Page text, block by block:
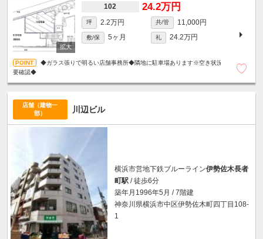
102 24.2万円
坪 2.2万円 共/管 11,000円
敷/保 5ヶ月 礼 24.2万円
◆ガラス張りで明るい店舗事務所◆隣地に駐車場あります※空き状況
要確認◆
店舗（建物一
部）
川辺ビル
横浜市営地下鉄ブルーライン伊勢佐木長者
町駅 / 徒歩6分
築年月1996年5月 / 7階建
神奈川県横浜市中区伊勢佐木町四丁目108-
1